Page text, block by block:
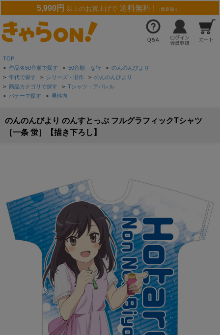
5,990円 以上のお買上げで 送料無料 ! （離島除く）
TOP
> 作品名50音順で探す > 50音順 な行 > のんのんびより
> 年代で探す > シリーズ・旧作 > のんのんびより
> 商品カテゴリで探す > Tシャツ・アパレル
> バナーで探す > 男性向
のんのんびより のんすとっぷ フルグラフィックTシャツ
［一条 蛍］【描き下ろし】